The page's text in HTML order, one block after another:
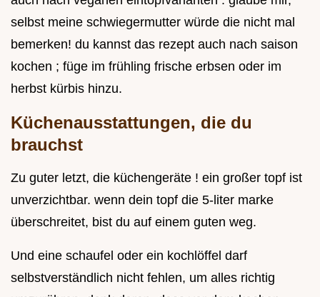
selbst meine schwiegermutter würde die nicht mal
bemerken! du kannst das rezept auch nach saison
kochen ; füge im frühling frische erbsen oder im
herbst kürbis hinzu.
Küchenausstattungen, die du
brauchst
Zu guter letzt, die küchengeräte ! ein großer topf ist
unverzichtbar. wenn dein topf die 5-liter marke
überschreitet, bist du auf einem guten weg.
Und eine schaufel oder ein kochlöffel darf
selbstverständlich nicht fehlen, um alles richtig